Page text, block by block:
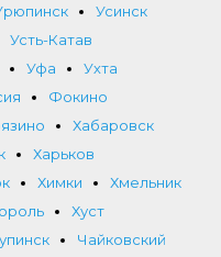
Усинск
Усть-Катав
Уфа
Ухта
Фокино
Хабаровск
Харьков
Химки
Хмельник
Хуст
Чайковский